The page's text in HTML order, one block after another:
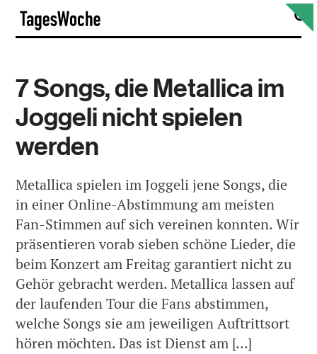
Skip
content
7 Songs, die Metallica im
Joggeli nicht spielen
werden
Metallica spielen im Joggeli jene Songs, die
in einer Online-Abstimmung am meisten
Fan-Stimmen auf sich vereinen konnten. Wir
präsentieren vorab sieben schöne Lieder, die
beim Konzert am Freitag garantiert nicht zu
Gehör gebracht werden. Metallica lassen auf
der laufenden Tour die Fans abstimmen,
welche Songs sie am jeweiligen Auftrittsort
hören möchten. Das ist Dienst am […]